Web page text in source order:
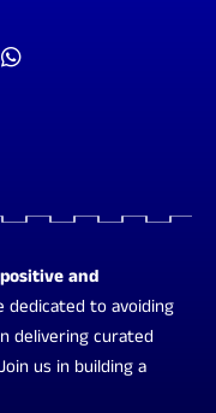
and
dedicated to avoiding
delivering curated
us in building a